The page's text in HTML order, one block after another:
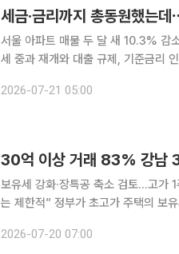
세금·금리까지 총동원했는
서울 아파트 매물 두 달 새 10.3% 감소공급 부
세 중과 재개와 대출 규제, 기준금리
상승 기대까지 이어지면서 집주인들
2026-07-21 05:00
보유세 강화·장특공 축소 검토…고가
는 제한적” 정부가 초고가 주택의 보유세를 강화하고 장기보유특별공제를 축소하는 방향으로 세제
상 주택 거래 10건 중 8건 이상이 강
2026-07-20 07:00